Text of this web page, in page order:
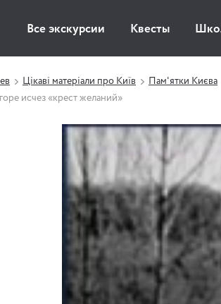
Все экскурсии Квесты
Цікаві матеріали про Київ Пам'ятки Києва
исчез «крест желаний»